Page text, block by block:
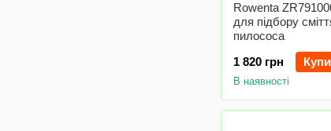
Rowenta
для підбору
пилососа
1 820 грн
В наявності